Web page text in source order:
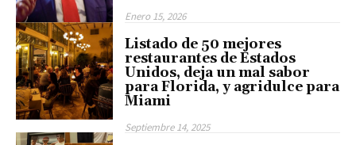
Enero 15, 2026
Listado de 50 mejores
restaurantes de Estados
Unidos, deja un mal sabor
para Florida, y agridulce para
Miami
Septiembre 14, 2025